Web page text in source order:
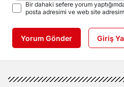
Bir dahaki sefere yorum
posta adresimi ve web site
Yorum Gönder Giriş